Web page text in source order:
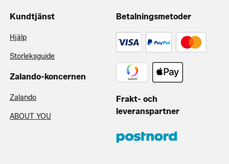
Kundtjänst
Hjälp
Storleksguide
Zalando-koncernen
Zalando
ABOUT YOU
Betalningsmetoder
Frakt- och
leveranspartner